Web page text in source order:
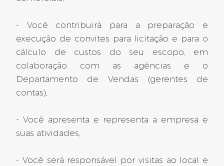
CONTRATO POR TEMPO INDETERMINADO
502 dias atrás
Engenheiro de projeto de
HVAC F/H
Pierrelatte (26)
- Você contribuirá para a preparação e
execução de convites para licitação e para o
cálculo de custos do seu escopo, em
colaboração com as agências e o
Departamento de Vendas (gerentes de
contas),
- Você apresenta e representa a empresa e
suas atividades,
- Você será responsável por visitas ao local e